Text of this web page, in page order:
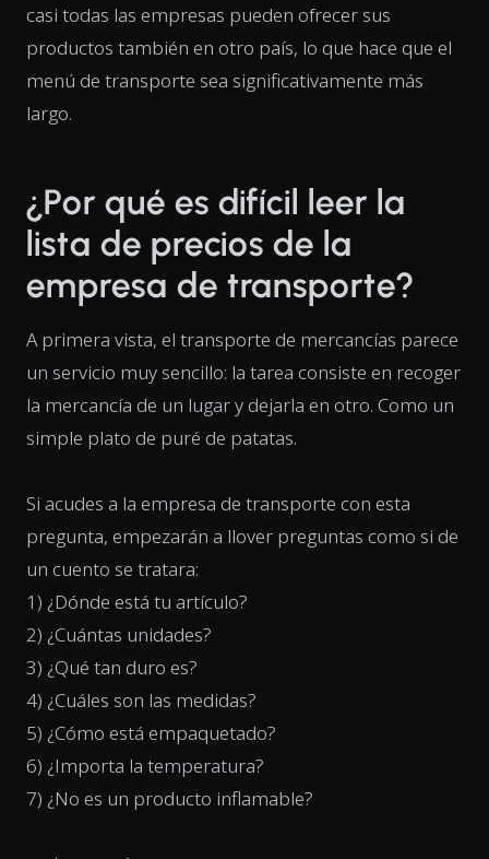
casi todas las empresas pueden ofrecer sus
productos también en otro país, lo que hace que el
menú de transporte sea significativamente más
largo.
¿Por qué es difícil leer la
lista de precios de la
empresa de transporte?
A primera vista, el transporte de mercancías parece
un servicio muy sencillo: la tarea consiste en recoger
la mercancía de un lugar y dejarla en otro. Como un
simple plato de puré de patatas.
Si acudes a la empresa de transporte con esta
pregunta, empezarán a llover preguntas como si de
un cuento se tratara:
1) ¿Dónde está tu artículo?
2) ¿Cuántas unidades?
3) ¿Qué tan duro es?
4) ¿Cuáles son las medidas?
5) ¿Cómo está empaquetado?
6) ¿Importa la temperatura?
7) ¿No es un producto inflamable?